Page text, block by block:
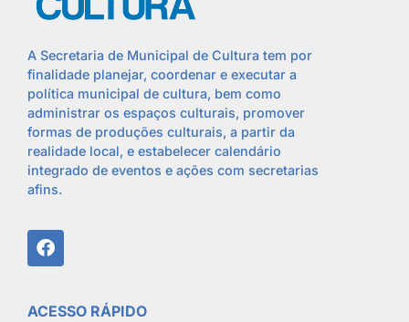
A Secretaria de Municipal de Cultura tem por
finalidade planejar, coordenar e executar a
política municipal de cultura, bem como
administrar os espaços culturais, promover
formas de produções culturais, a partir da
realidade local, e estabelecer calendário
integrado de eventos e ações com secretarias
afins.
ACESSO RÁPIDO